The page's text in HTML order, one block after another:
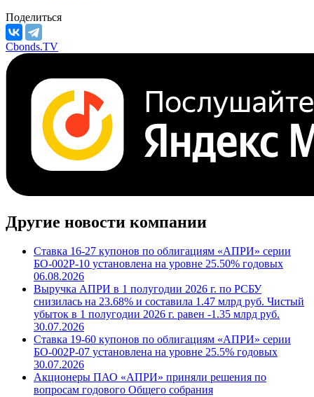
Поделиться
Cbonds.TV
Другие новости компании
Ставка 16-27 купонов по облигациям «АПРИ» серии
БО-002Р-10 установлена на уровне 25.50% годовых
06.08.2026
Выручка АПРИ в 1 полугодии 2026 г. по РСБУ
снизилась на 23.68% и составила 1.47 млрд руб. Чистый
убыток в 1 полугодии 2026 г. равен -1.35 млрд руб.
30.07.2026
Ставка 19-60 купонов по облигациям «АПРИ» серии
БО-002Р-07 установлена на уровне 25.5% годовых
30.07.2026
Акционеры ПАО «АПРИ» приняли решения по
вопросам годового Общего собрания